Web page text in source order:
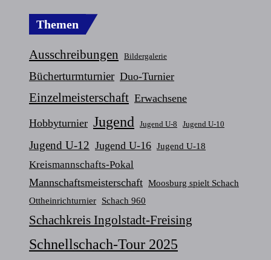
Themen
Ausschreibungen Bildergalerie
Bücherturmturnier Duo-Turnier
Einzelmeisterschaft Erwachsene
Hobbyturnier Jugend Jugend U-8 Jugend U-10
Jugend U-12 Jugend U-16 Jugend U-18
Kreismannschafts-Pokal
Mannschaftsmeisterschaft Moosburg spielt Schach
Ottheinrichturnier Schach 960
Schachkreis Ingolstadt-Freising
Schnellschach-Tour 2025